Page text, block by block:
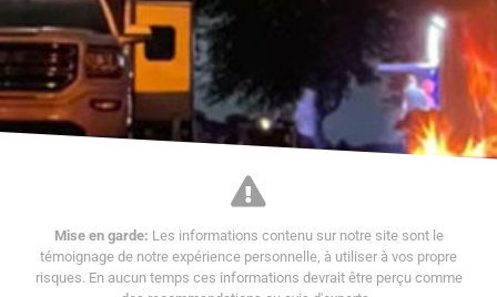
Mise en garde: Les informations contenu sur notre site sont le
témoignage de notre expérience personnelle, à utiliser à vos propre
risques. En aucun temps ces informations devrait être perçu comme